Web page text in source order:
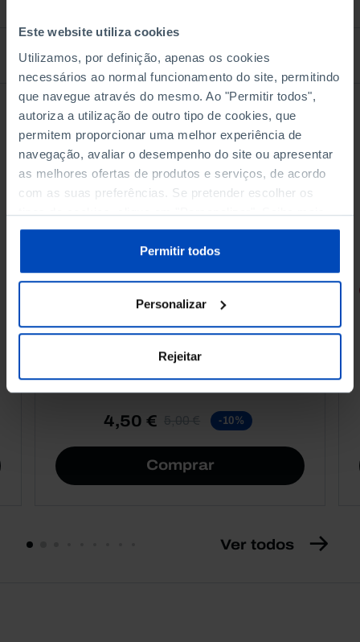
Este website utiliza cookies
Utilizamos, por definição, apenas os cookies
necessários ao normal funcionamento do site, permitindo
que navegue através do mesmo. Ao "Permitir todos",
autoriza a utilização de outro tipo de cookies, que
permitem proporcionar uma melhor experiência de
navegação, avaliar o desempenho do site ou apresentar
as melhores ofertas de produtos e serviços, de acordo
com as suas preferências. Se pretender escolher os
tipos de cookies, clique em "Personalizar". Saiba mais
sobre cookies através da gestão de preferências ou da
Política de Cookies.
Permitir todos
Personalizar
Rejeitar
À venda na Livraria
Promessas do Futebol
4,50 € -10%
Comprar
Ver todos